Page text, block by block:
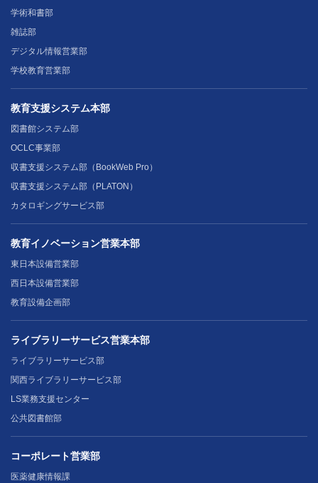
学術和書部
雑誌部
デジタル情報営業部
学校教育営業部
教育支援システム本部
図書館システム部
OCLC事業部
収書支援システム部（BookWeb Pro）
収書支援システム部（PLATON）
カタロギングサービス部
教育イノベーション営業本部
東日本設備営業部
西日本設備営業部
教育設備企画部
ライブラリーサービス営業本部
ライブラリーサービス部
関西ライブラリーサービス部
LS業務支援センター
公共図書館部
コーポレート営業部
医薬健康情報課